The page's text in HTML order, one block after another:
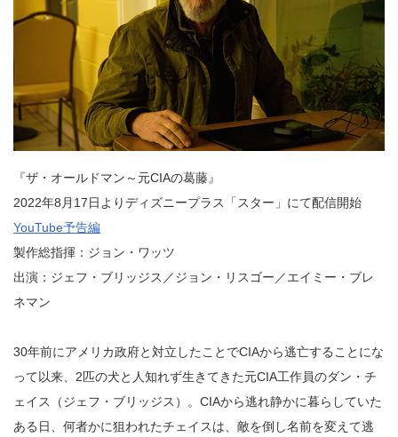
『ザ・オールドマン～元CIAの葛藤』
2022年8月17日よりディズニープラス「スター」にて配信開始
YouTube予告編
製作総指揮：ジョン・ワッツ
出演：ジェフ・ブリッジス／ジョン・リスゴー／エイミー・ブレ
ネマン
30年前にアメリカ政府と対立したことでCIAから逃亡することにな
って以来、2匹の犬と人知れず生きてきた元CIA工作員のダン・チ
ェイス（ジェフ・ブリッジス）。CIAから逃れ静かに暮らしていた
ある日、何者かに狙われたチェイスは、敵を倒し名前を変えて逃